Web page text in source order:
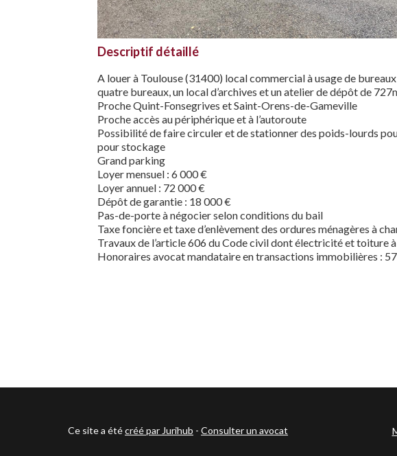
Descriptif détaillé
A louer à Toulouse (31400) local commercial à usage de
quatre bureaux, un local d’archives et un atelier de dépôt de
Proche Quint-Fonsegrives et Saint-Orens-de-Gameville
Proche accès au périphérique et à l’autoroute
Possibilité de faire circuler et de stationner des poids-lourds
pour stockage
Grand parking
Loyer mensuel : 6 000 €
Loyer annuel : 72 000 €
Dépôt de garantie : 18 000 €
Pas-de-porte à négocier selon conditions du bail
Taxe foncière et taxe d’enlèvement des ordures ménagères à
Travaux de l’article 606 du Code civil dont électricité et toiture
Honoraires avocat mandataire en transactions immobilières :
Ce site a étécréé par Jurihub - Consulter un avocat